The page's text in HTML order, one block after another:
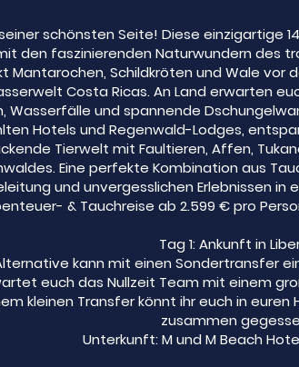
schönsten Seite! Diese einzigartige
den faszinierenden Naturwundern des
Mantarochen, Schildkröten und Wale vor
Costa Ricas. An Land erwarten
Wasserfälle und spannende
Hotels und Regenwald-Lodges,
Tierwelt mit Faultieren, Affen,
Eine perfekte Kombination aus
und unvergesslichen Erlebnissen
& Tauchreise ab 2.599 € pro
Tag 1: Ankunft in
kann mit einen Sondertransfer
euch das Nullzeit Team mit einem
kleinen Transfer könnt ihr euch in
zusammen
Unterkunft: M und M Beach